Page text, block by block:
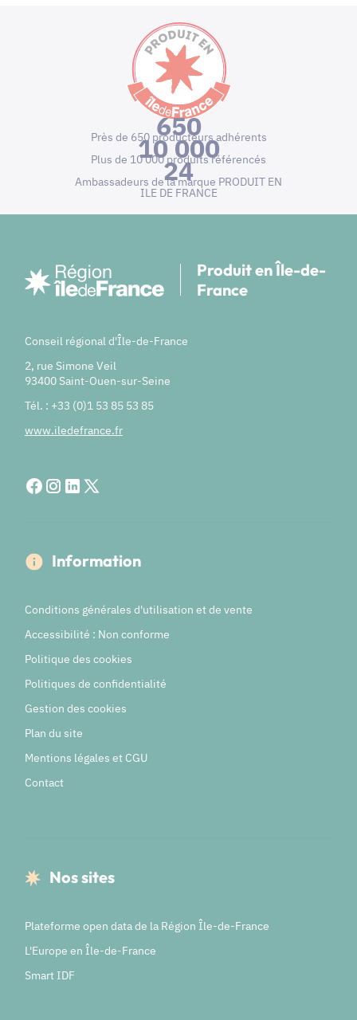
650
Près de 650 producteurs adhérents
10 000
Plus de 10 000 produits référencés
24
Ambassadeurs de la marque PRODUIT EN
ILE DE FRANCE
Produit en Île-de-
France
Conseil régional d'Île-de-France
2, rue Simone Veil
93400 Saint-Ouen-sur-Seine
Tél. : +33 (0)1 53 85 53 85
www.iledefrance.fr
Information
Conditions générales d'utilisation et de vente
Accessibilité : Non conforme
Politique des cookies
Politiques de confidentialité
Gestion des cookies
Plan du site
Mentions légales et CGU
Contact
Nos sites
Plateforme open data de la Région Île-de-France
L'Europe en Île-de-France
Smart IDF